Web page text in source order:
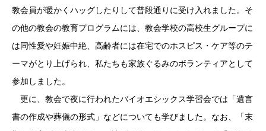
教会員が暖かくハッグしたりして普段通りに受け入れました。そ
の他の教会の教育プログラムには、教会学校の高校生グループに
は同性愛や妊娠中絶、高齢者には在宅でのホスピス・ケア等のテ
ーマがとり上げられ、私たちも家族ぐるみのボランティアとして
参加しました。
更に、教会で夜に行われたバイオエシックス学習会では「遺言
書の作成や葬儀の形式」などについても学びました。なお、「末